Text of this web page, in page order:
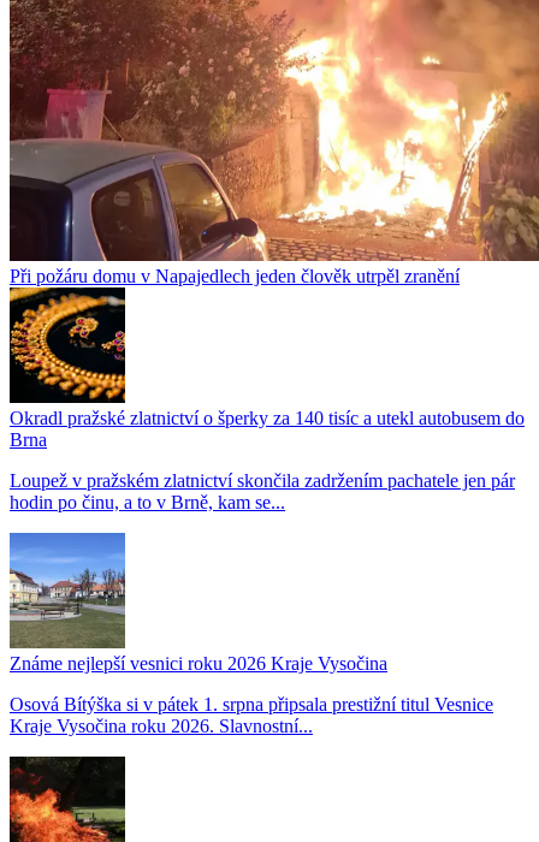
Při požáru domu v Napajedlech jeden člověk utrpěl zranění
Okradl pražské zlatnictví o šperky za 140 tisíc a utekl autobusem do
Brna
Loupež v pražském zlatnictví skončila zadržením pachatele jen pár
hodin po činu, a to v Brně, kam se...
Známe nejlepší vesnici roku 2026 Kraje Vysočina
Osová Bítýška si v pátek 1. srpna připsala prestižní titul Vesnice
Kraje Vysočina roku 2026. Slavnostní...